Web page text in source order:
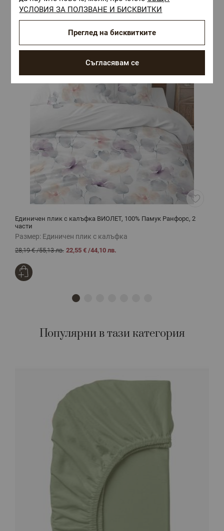
Комбинирай с
Единичен плик с калъфка ВИОЛЕТ, 100% Памук Ранфорс, 2
части
Размер: Единичен плик с калъфка
28,19 €/55,13 лв. 22,55 € /44,10 лв.
Популярни в тази категория
УСЛОВИЯ ЗА ПОЛЗВАНЕ И БИСКВИТКИ
Съгласявам се
Преглед на бисквитките